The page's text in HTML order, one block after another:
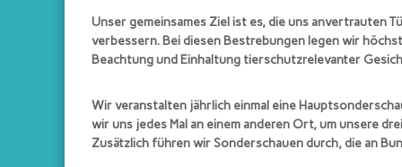
i
n
e
r
Z
Unser gemeinsames Ziel ist es, die uns anvertrauten
verbessern. Bei diesen Bestrebungen legen wir
Beachtung und Einhaltung tierschutzrelevanter
Wir veranstalten jährlich einmal eine
wir uns jedes Mal an einem anderen Ort, um unsere
Zusätzlich führen wir Sonderschauen durch, die an